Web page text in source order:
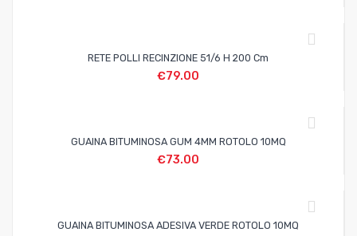
RETE POLLI RECINZIONE 51/6 H 200 Cm
€79.00
GUAINA BITUMINOSA GUM 4MM ROTOLO 10MQ
€73.00
GUAINA BITUMINOSA ADESIVA VERDE ROTOLO 10MQ